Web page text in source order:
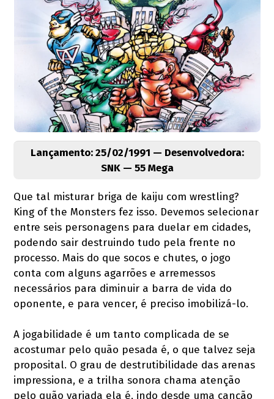
Lançamento: 25/02/1991 — Desenvolvedora:
SNK — 55 Mega
Que tal misturar briga de kaiju com wrestling?
King of the Monsters fez isso. Devemos selecionar
entre seis personagens para duelar em cidades,
podendo sair destruindo tudo pela frente no
processo. Mais do que socos e chutes, o jogo
conta com alguns agarrões e arremessos
necessários para diminuir a barra de vida do
oponente, e para vencer, é preciso imobilizá-lo.
A jogabilidade é um tanto complicada de se
acostumar pelo quão pesada é, o que talvez seja
proposital. O grau de destrutibilidade das arenas
impressiona, e a trilha sonora chama atenção
pelo quão variada ela é, indo desde uma canção